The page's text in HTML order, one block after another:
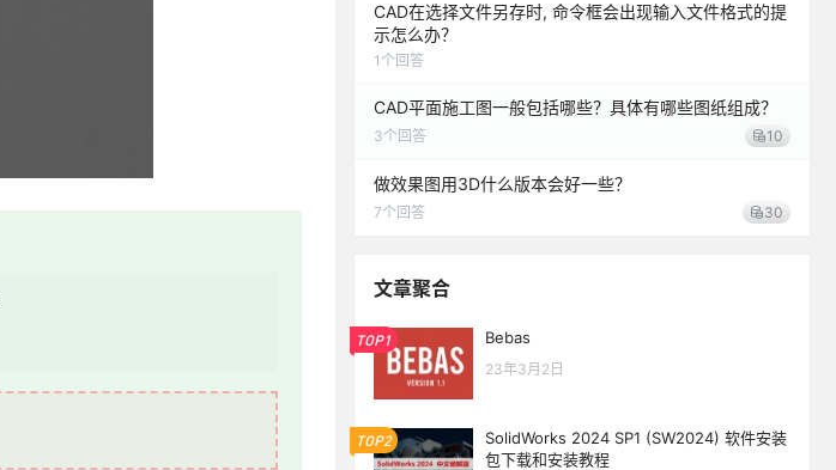
CAD在选择文件另存时, 命令框会出现输入文件格式的提
示怎么办？
1 个回答
CAD平面施工图一般包括哪些？具体有哪些图纸组成？
3个回答 10
做效果图用3D什么版本会好一些？
7个回答 30
文章聚合
TOP1 Bebas
23年3月2日
TOP2
SolidWorks 2024 SP1 (SW2024) 软件安装
包下载和安装教程